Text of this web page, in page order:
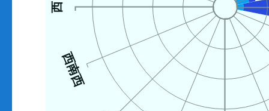
西南西
西